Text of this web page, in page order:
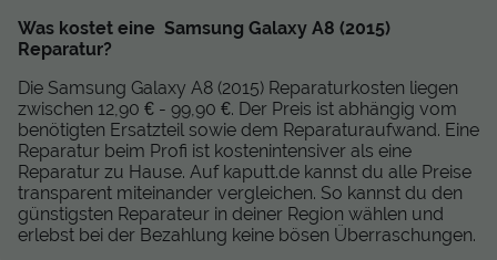
Was kostet eine Samsung Galaxy A8 (2015)
Reparatur?
Die Samsung Galaxy A8 (2015) Reparaturkosten liegen
zwischen 12,90 € - 99,90 €. Der Preis ist abhängig vom
benötigten Ersatzteil sowie dem Reparaturaufwand. Eine
Reparatur beim Profi ist kostenintensiver als eine
Reparatur zu Hause. Auf kaputt.de kannst du alle Preise
transparent miteinander vergleichen. So kannst du den
günstigsten Reparateur in deiner Region wählen und
erlebst bei der Bezahlung keine bösen Überraschungen.